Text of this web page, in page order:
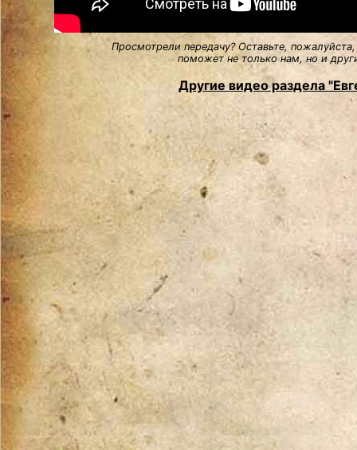
Просмотрели передачу? Оставьте,
поможет не только нам, но и
Другие видео раздела